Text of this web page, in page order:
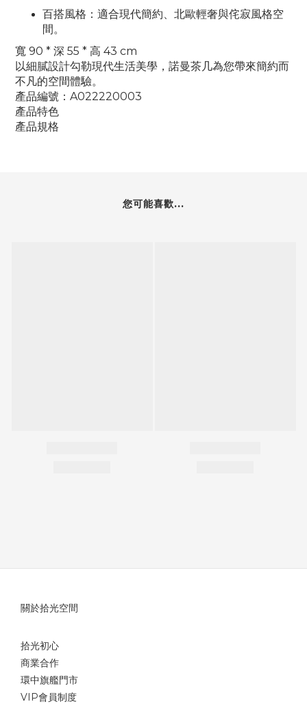
百搭風格 ：適合現代簡約、北歐輕奢與侘寂風格空
間。
寬 90 * 深 55 * 高 43 cm
以細膩設計勾勒現代生活美學，諾曼茶几為您帶來簡約而
不凡的空間體驗。
產品編號：A022220003
產品特色
產品規格
您可能喜歡...
關於拾光空間
拾光初心
商業合作
環中旗艦門市
VIP會員制度